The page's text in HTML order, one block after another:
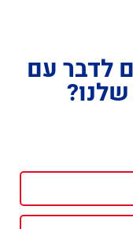
לדבר עם
שלנו?